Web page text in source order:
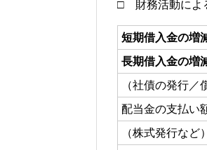
□ 財務活動によ
短期借入金の増
長期借入金の増
（社債の発行／
配当金の支払い
（株式発行など）